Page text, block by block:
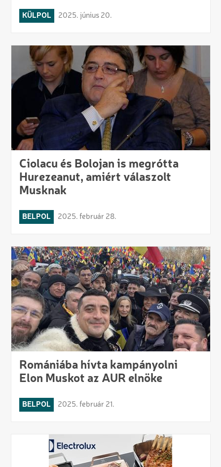
KÜLPOL 2025. június 20.
Ciolacu és Bolojan is megrótta
Hurezeanut, amiért válaszolt
Musknak
BELPOL 2025. február 28.
Romániába hívta kampányolni
Elon Muskot az AUR elnöke
BELPOL 2025. február 21.